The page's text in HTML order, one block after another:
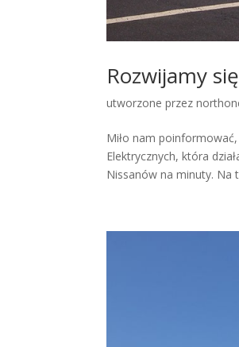
Rozwijamy się
utworzone przez
Miło nam
Elektrycznych, która
Nissanów na minuty. Na